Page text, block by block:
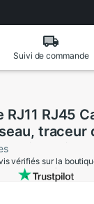
Suivi de commande
RJ11 RJ45
traceur
disponibles,
vérifiés sur la